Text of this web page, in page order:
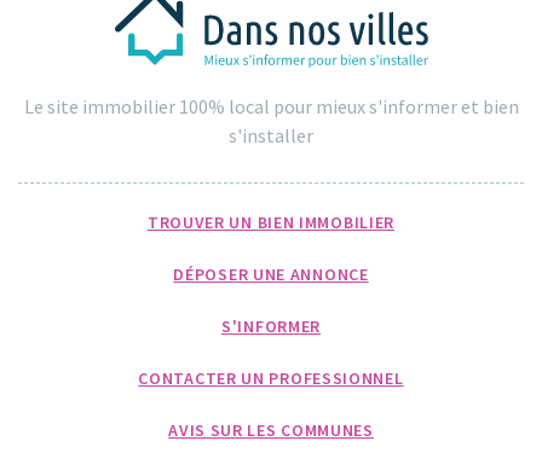
Le site immobilier 100% local pour mieux s'informer et bien
s'installer
TROUVER UN BIEN IMMOBILIER
DÉPOSER UNE ANNONCE
S'INFORMER
CONTACTER UN PROFESSIONNEL
AVIS SUR LES COMMUNES